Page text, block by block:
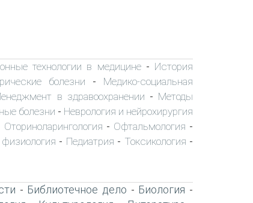
технологии в медицине- История
болезни - Медико-социальная
в здравоохранении - Методы
болезни - Неврология и нейрохирургия
Оториноларингология - Офтальмология -
- Педиатрия - Токсикология -
- Библиотечное дело - Биология -